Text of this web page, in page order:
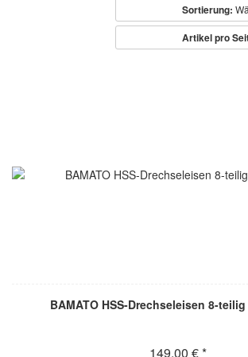
Sortierung:
Artikel pro
BAMATO HSS-Drechseleisen 8-
149,00 € *